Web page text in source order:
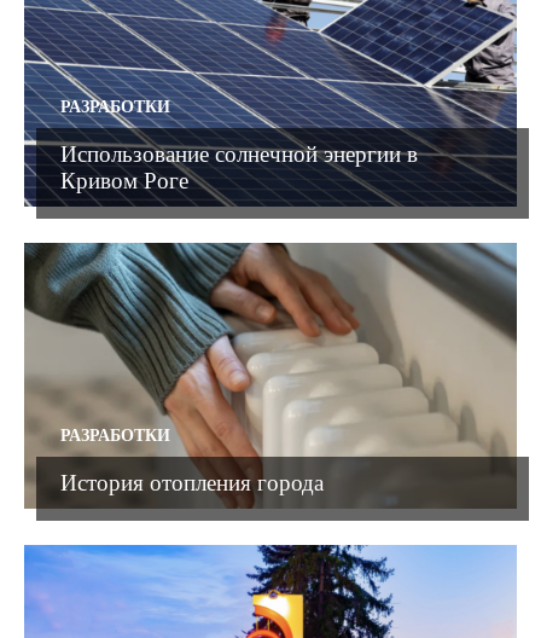
РАЗРАБОТКИ
Использование солнечной энергии в
Кривом Роге
РАЗРАБОТКИ
История отопления города